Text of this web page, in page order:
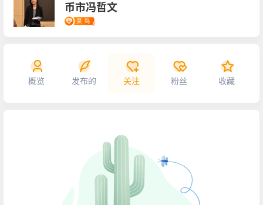
币市冯哲文
概览 发布的 关注 粉丝 收藏